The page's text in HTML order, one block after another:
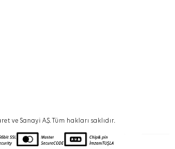
ve Sanayi A.Ş. Tüm hakları saklıdır.